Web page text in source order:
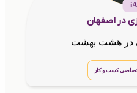
در اصفهان
در هشت بهشت
کسب و کار